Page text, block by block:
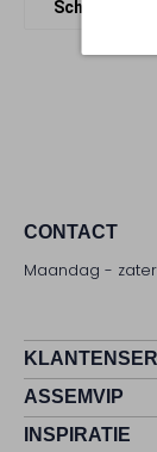
CONTACT
Maandag -
ASSEMVIP
INSPIRATIE